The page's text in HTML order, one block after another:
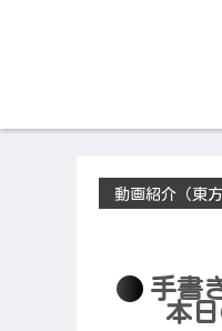
本
動画紹介（東方
手書